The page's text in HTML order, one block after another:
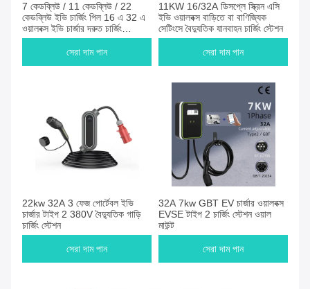
7 কেডব্লিউ / 11 কেডব্লিউ / 22
কেডব্লিউ ইভি চার্জিং পিল 16 এ 32 এ
ওয়ালবক্স ইভি চার্জার দ্রুত চার্জিং
বৈদ্যুতিক যানবাহন এসি চার্জিং স্টেশন
সেরা দাম পান
11KW 16/32A ডিসপ্লে স্ক্রিন এসি
ইভি ওয়ালবক্স বাড়িতে বা বাণিজ্যিক
সেটিংসে বৈদ্যুতিক যানবাহন চার্জিং স্টেশন
সেরা দাম পান
22kw 32A 3 ফেজ পোর্টেবল ইভি
চার্জার টাইপ 2 380V বৈদ্যুতিক গাড়ি
চার্জিং স্টেশন
সেরা দাম পান
32A 7kw GBT EV চার্জার ওয়ালবক্স
EVSE টাইপ 2 চার্জিং স্টেশন ওয়াল
মাউন্ট
সেরা দাম পান